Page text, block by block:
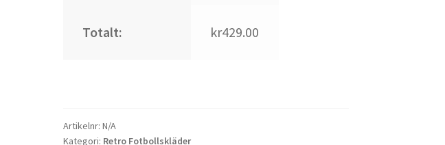
Totalt: kr429.00
Artikelnr: N/A
Kategori: Retro Fotbollskläder